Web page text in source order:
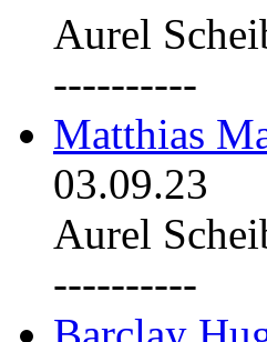
Aurel
----------
Matthias
03.09.23
Aurel
----------